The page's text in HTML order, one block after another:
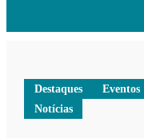
Destaques
Eventos
Notícias